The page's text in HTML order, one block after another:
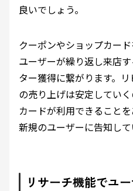
良いでしょう。
クーポンやショップカード
ユーザーが繰り返し来店
ター獲得に繋がります。
の売り上げは安定してい
カードが利用できること
新規のユーザーに告知して
リサーチ機能でユ